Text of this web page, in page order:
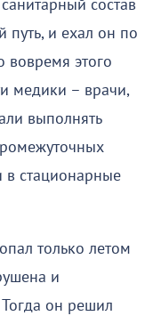
состав
и ехал он по
вовремя этого
медики – врачи,
выполнять
в стационарные
только летом
и
он решил